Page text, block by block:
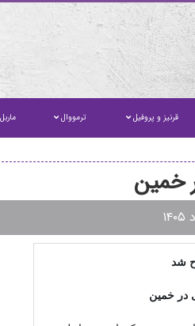
قرنیز و پروفیل ترمووال
خمین
شد
در خمین